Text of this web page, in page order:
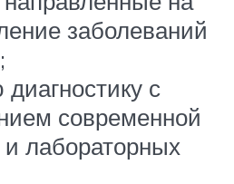
заболеваний
с
современной
лабораторных